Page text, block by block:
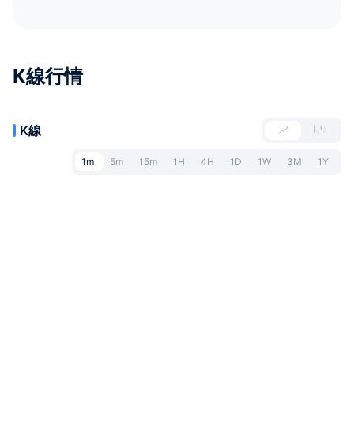
K線行情
K線
1m 5m 15m 1H 4H 1D 1W 3M 1Y